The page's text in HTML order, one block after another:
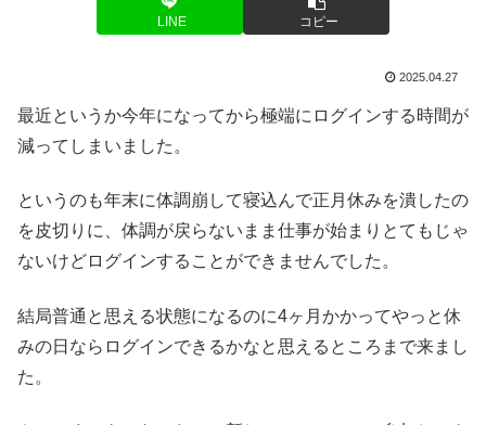
LINE コピー
2025.04.27
最近というか今年になってから極端にログインする時間が
減ってしまいました。
というのも年末に体調崩して寝込んで正月休みを潰したの
を皮切りに、体調が戻らないまま仕事が始まりとてもじゃ
ないけどログインすることができませんでした。
結局普通と思える状態になるのに4ヶ月かかってやっと休
みの日ならログインできるかなと思えるところまで来まし
た。